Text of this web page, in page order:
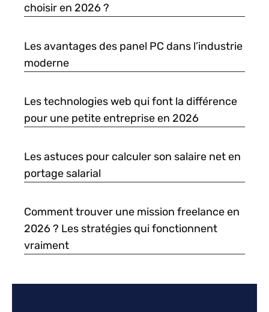
choisir en 2026 ?
Les avantages des panel PC dans l’industrie
moderne
Les technologies web qui font la différence
pour une petite entreprise en 2026
Les astuces pour calculer son salaire net en
portage salarial
Comment trouver une mission freelance en
2026 ? Les stratégies qui fonctionnent
vraiment